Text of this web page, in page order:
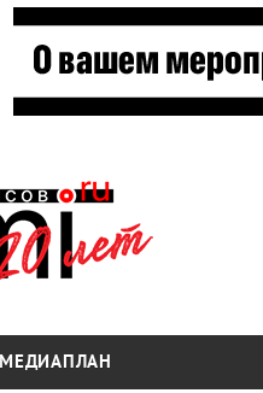
МЕДИАПЛАН